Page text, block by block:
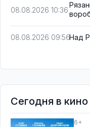
08.08.2026 10:36
08.08.2026 09:56Над
Сегодня в кино
6+